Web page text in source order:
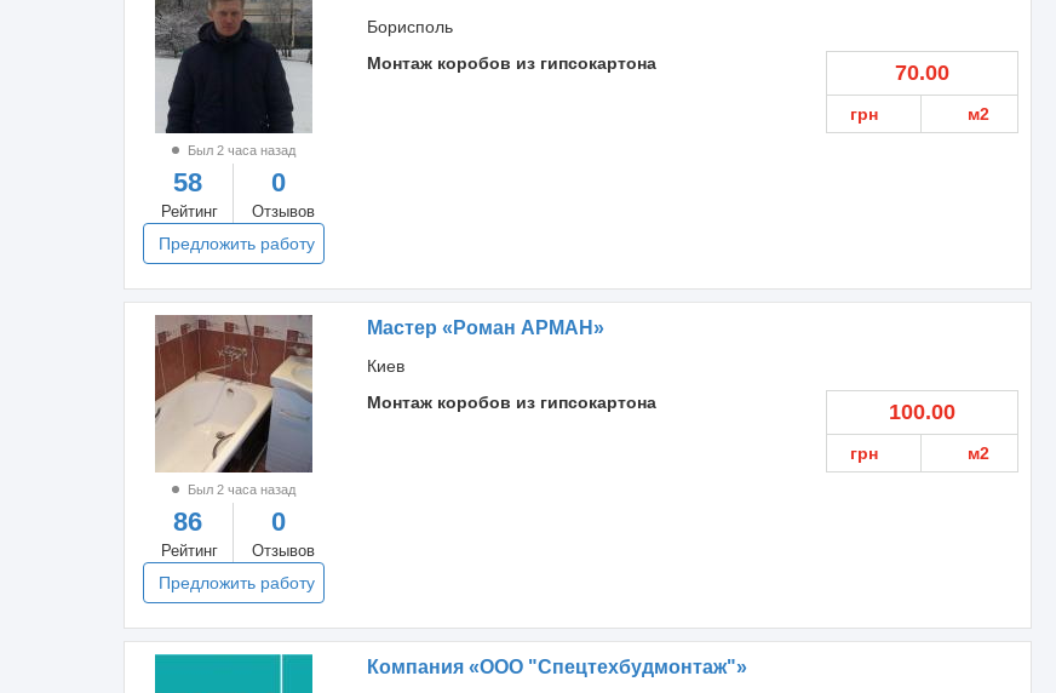
Был 2 часа назад
58
Рейтинг
0
Отзывов
Предложить работу
Борисполь
Монтаж коробов из гипсокартона
70.00
грн м2
Был 2 часа назад
86
Рейтинг
0
Отзывов
Предложить работу
Мастер «Роман АРМАН»
Киев
Монтаж коробов из гипсокартона
100.00
грн м2
Компания «ООО "Спецтехбудмонтаж"»